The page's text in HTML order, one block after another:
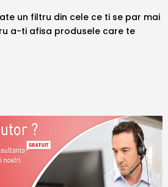
un filtru din cele ce ti se par mai
a-ti afisa produsele care te